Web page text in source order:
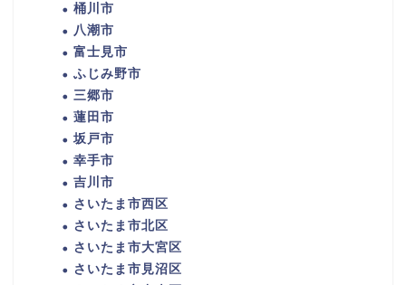
桶川市
八潮市
富士見市
ふじみ野市
三郷市
蓮田市
坂戸市
幸手市
吉川市
さいたま市西区
さいたま市北区
さいたま市大宮区
さいたま市見沼区